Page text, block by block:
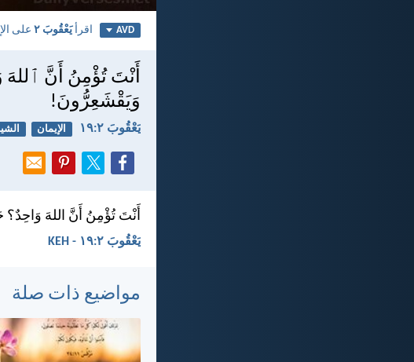
AVD اقرأيَعْقُوبَ ٢ على
أَنْتَ تُؤْمِنُ أَنَّ
وَيَقْشَعِرُّونَ!
يَعْقُوبَ ٢:‏١٩ الإيمان
أَنْتَ تُؤْمِنُ أَنَّ اللهَ وَاحِدٌ؟
يَعْقُوبَ ٢:‏١٩ - KEH
مواضيع ذات صلة